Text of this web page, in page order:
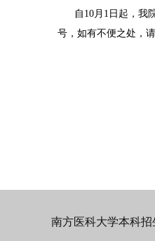
自10月1日起，我
号，如有不便之处，请
南方医科大学本科招